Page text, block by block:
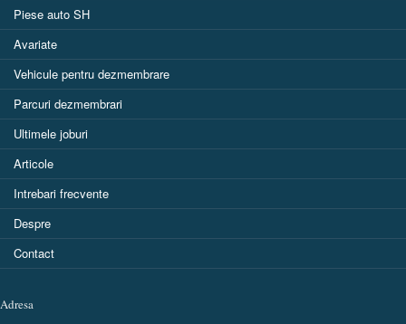
Piese auto SH
Avariate
Vehicule pentru dezmembrare
Parcuri dezmembrari
Ultimele joburi
Articole
Intrebari frecvente
Despre
Contact
Adresa